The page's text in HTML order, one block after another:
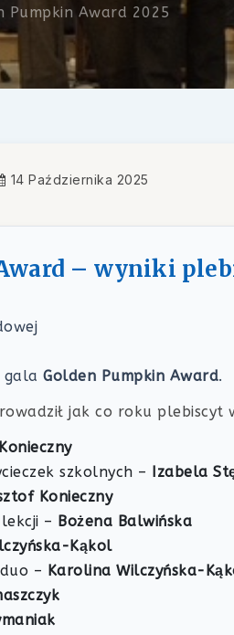
Pumpkin Award 2025
14 Października 2025
– wyniki
gala Golden Pumpkin Award.
jak co roku
szkolnych – Izabela
Konieczny
– Bożena Balwińska
Kąkol
– Karolina Wilczyńska-